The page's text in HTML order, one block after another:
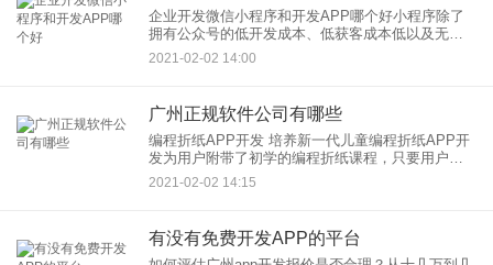
企业开发微信小程序和开发APP哪个好小程序除了
拥有公众号的低开发成本、低获客成本低以及无需
下载等优势，在服务请求延时与用户使用体验是都
得到了较大幅度的提升，使得其能够承载跟复杂的
2021-02-02 14:00
广州正规软件公司有哪些
编程折纸APP开发 培养新一代儿童编程折纸APP开
发为用户附带了初学的编程折纸课程，只要用户上
手之后就能做出相当好玩的操作来，也能培养孩子
的编程能力。 编程折纸APP开发功能特点介绍 1、
2021-02-02 14:15
有没有免费开发APP的平台